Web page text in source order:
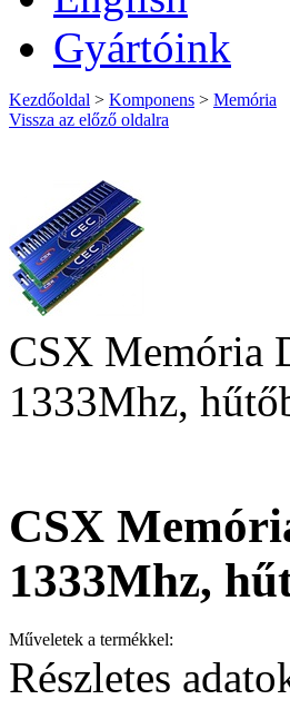
Gyártóink
Kezdőoldal > Komponens > Memória
Vissza az előző oldalra
CSX Memória
1333Mhz,
CSX
1333Mhz,
Műveletek a termékkel:
Részletes